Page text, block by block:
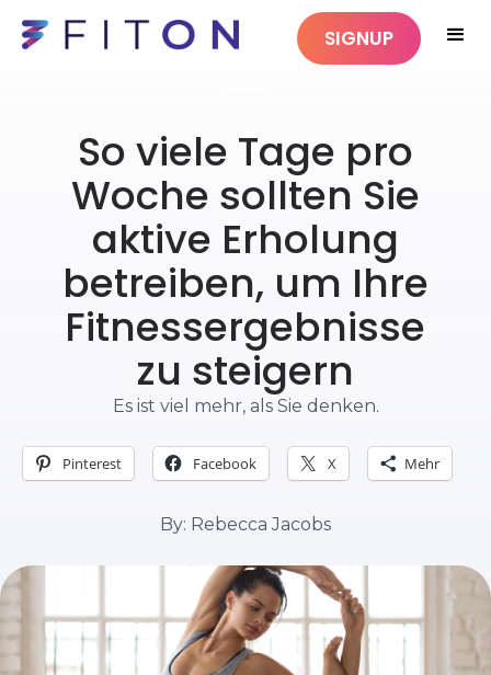
SIGNUP
So viele Tage pro
Woche sollten Sie
aktive Erholung
betreiben, um Ihre
Fitnessergebnisse
zu steigern
Es ist viel mehr, als Sie denken.
Pinterest Facebook X Mehr
By: Rebecca Jacobs